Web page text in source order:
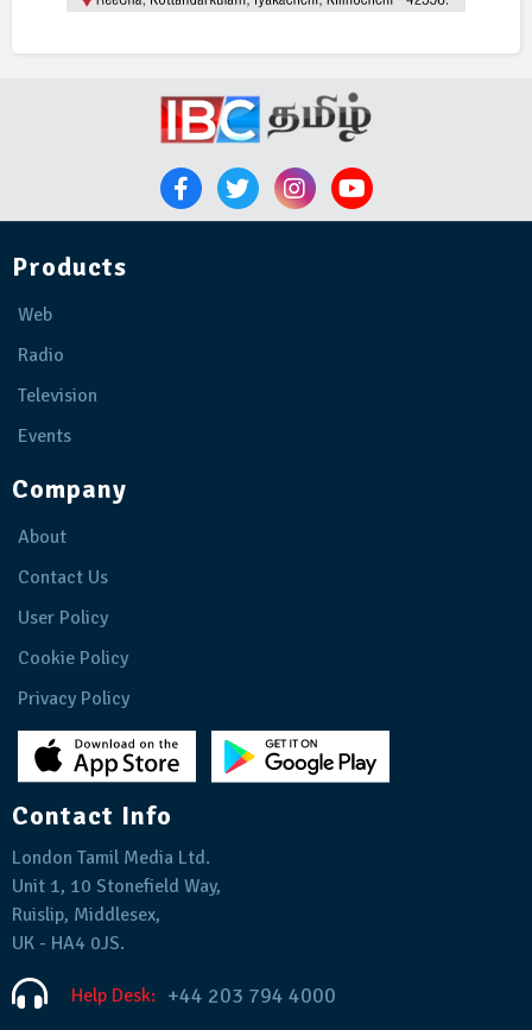
Products
Web
Radio
Television
Events
Company
About
Contact Us
User Policy
Cookie Policy
Privacy Policy
Contact Info
London Tamil Media Ltd.
Unit 1, 10 Stonefield Way,
Ruislip, Middlesex,
UK - HA4 0JS.
Help Desk: +44 203 794 4000